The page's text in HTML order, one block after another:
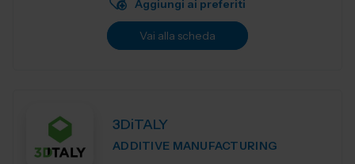
Aggiungi ai preferiti
Vai alla scheda
3DiTALY
ADDITIVE MANUFACTURING